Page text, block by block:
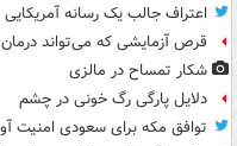
اعتراف جالب یک رسانه
قرص آزمایشی که می‌تواند درمان HIV را متحول کند
شکار تمساح در مالزی
دلایل پارگی رگ خونی در چشم
توافق مکه برای سعودی امنیت